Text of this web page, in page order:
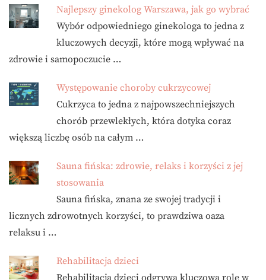
Najlepszy ginekolog Warszawa, jak go wybrać
Wybór odpowiedniego ginekologa to jedna z
kluczowych decyzji, które mogą wpływać na
zdrowie i samopoczucie …
Występowanie choroby cukrzycowej
Cukrzyca to jedna z najpowszechniejszych
chorób przewlekłych, która dotyka coraz
większą liczbę osób na całym …
Sauna fińska: zdrowie, relaks i korzyści z jej
stosowania
Sauna fińska, znana ze swojej tradycji i
licznych zdrowotnych korzyści, to prawdziwa oaza
relaksu i …
Rehabilitacja dzieci